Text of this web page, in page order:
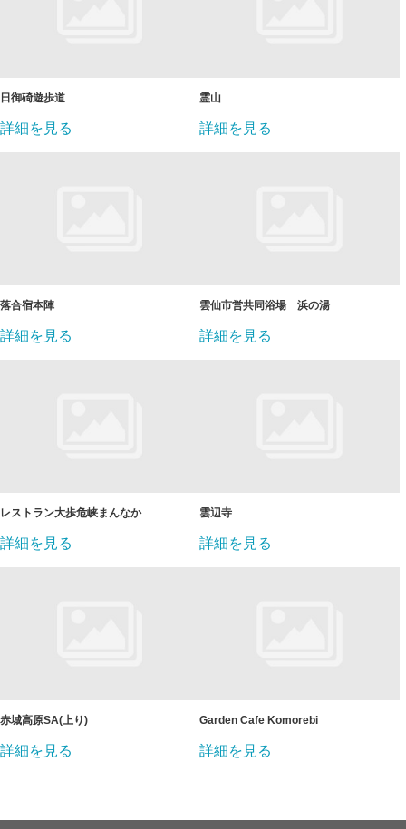
日御碕遊歩道
詳細を見る
霊山
詳細を見る
落合宿本陣
詳細を見る
雲仙市営共同浴場 浜の湯
詳細を見る
レストラン大歩危峡まんなか
詳細を見る
雲辺寺
詳細を見る
赤城高原SA(上り)
詳細を見る
Garden Cafe Komorebi
詳細を見る